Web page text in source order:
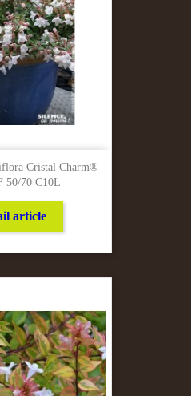
Cristal Charm®
50/70 C10L
article